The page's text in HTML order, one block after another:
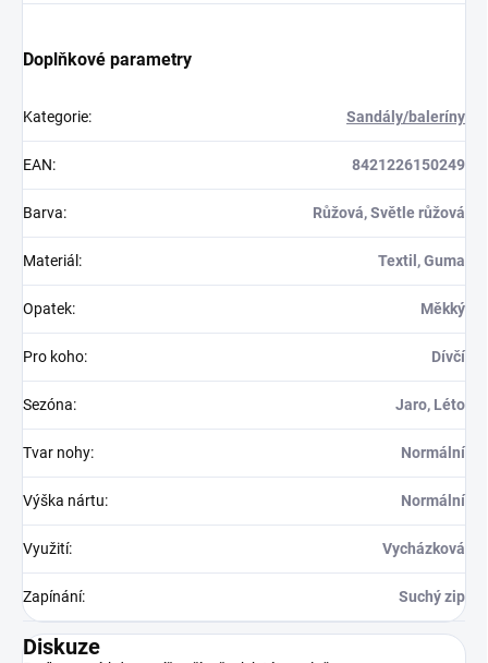
Doplňkové parametry
Kategorie: Sandály/baleríny
EAN: 8421226150249
Barva: Růžová, Světle růžová
Materiál : Textil, Guma
Opatek: Měkký
Pro koho: Dívčí
Sezóna: Jaro, Léto
Tvar nohy: Normální
Výška nártu: Normální
Využití: Vycházková
Zapínání: Suchý zip
Diskuze